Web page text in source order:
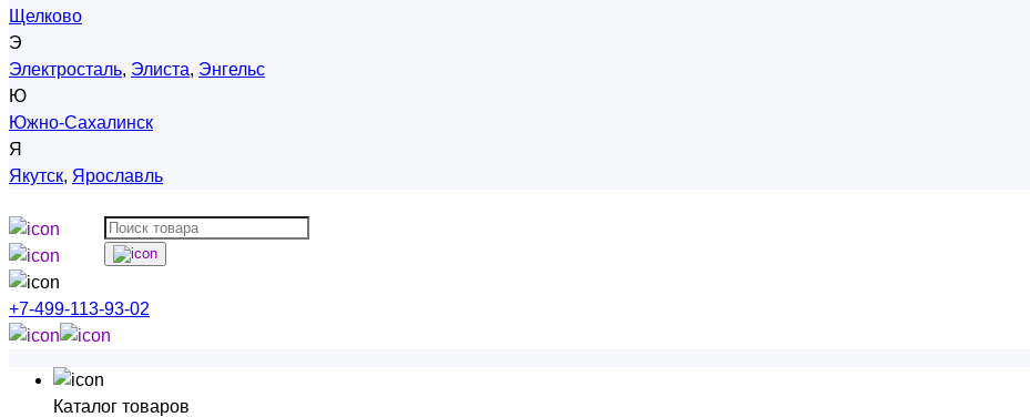
Щелково
Э
Электросталь, Элиста, Энгельс
Ю
Южно-Сахалинск
Я
Якутск, Ярославль
+7-499-113-93-02
Каталог товаров